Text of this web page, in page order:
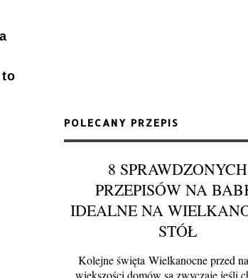
POLECANY PRZEPIS
8 SPRAWDZONYCH
PRZEPISÓW NA
IDEALNE NA
STÓŁ
Kolejne święta Wielkanocne przed
większości domów są zwyczaje jeśli